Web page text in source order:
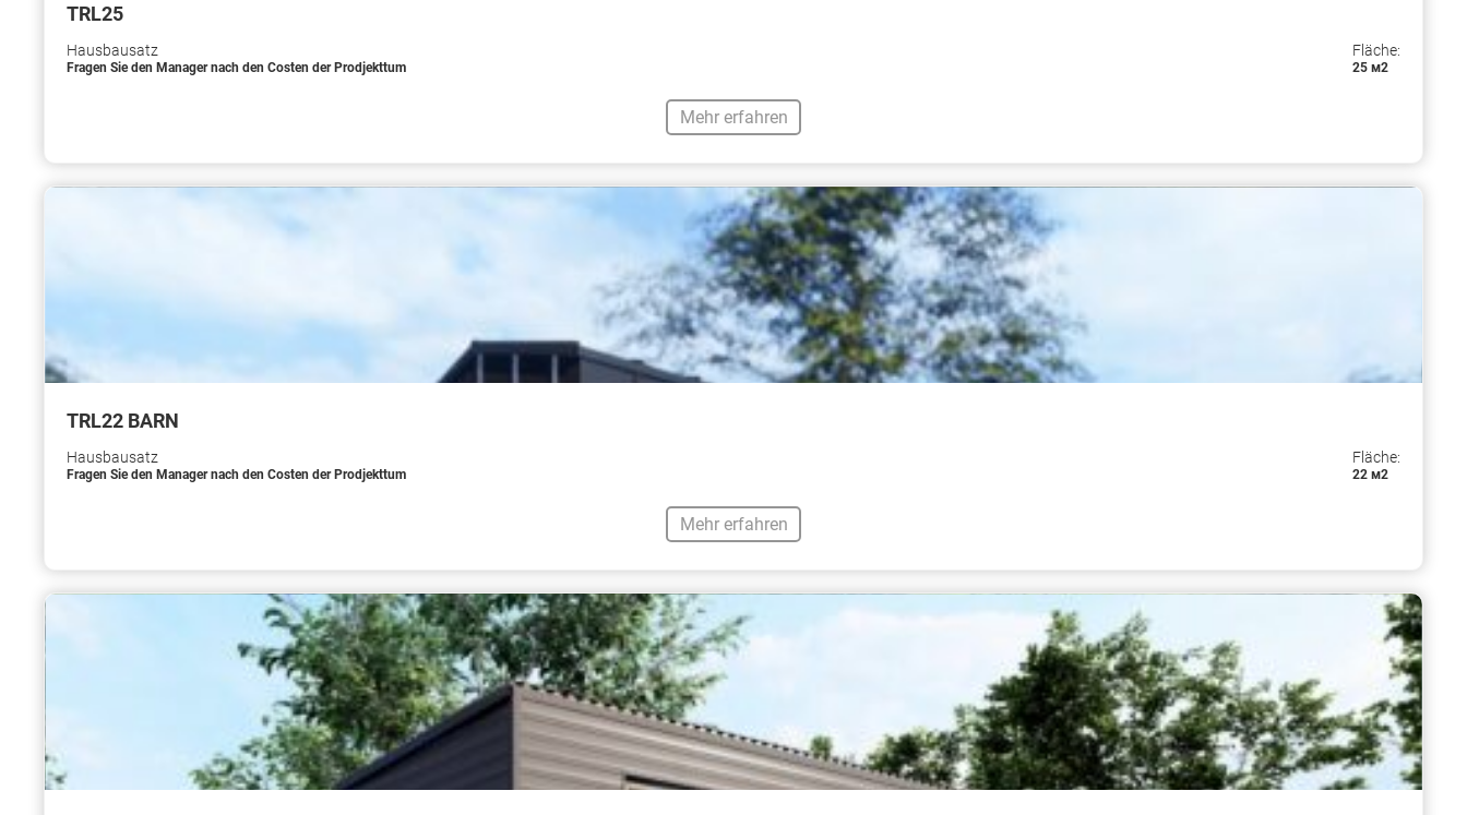
TRL25
Hausbausatz
Fragen Sie den Manager nach den Costen der Prodjekttum
Fläche:
25 м2
Mehr erfahren
TRL22 BARN
Hausbausatz
Fragen Sie den Manager nach den Costen der Prodjekttum
Fläche:
22 м2
Mehr erfahren